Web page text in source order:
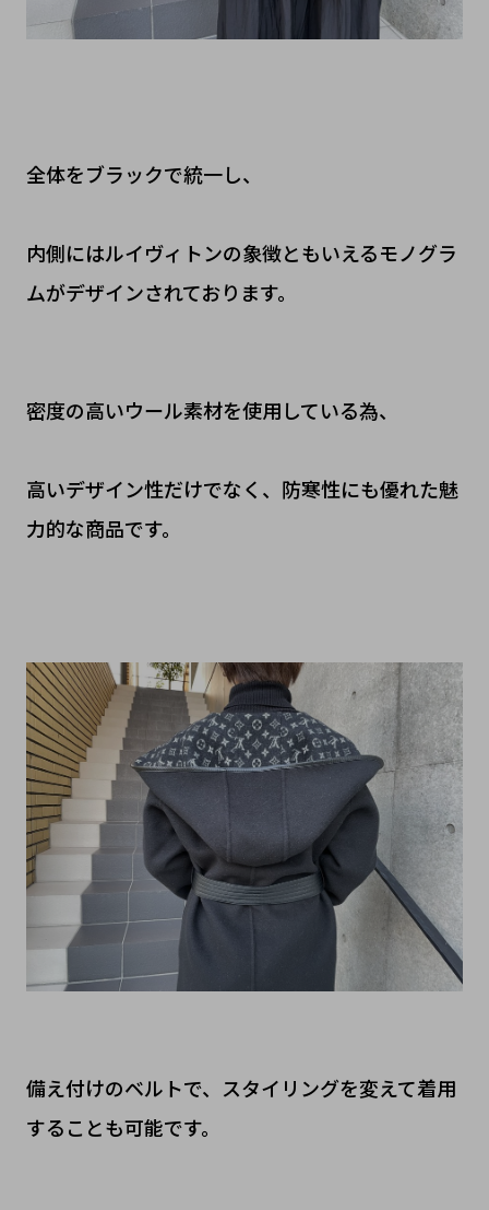
全体をブラックで統一し、
内側にはルイヴィトンの象徴ともいえるモノグラ
ムがデザインされております。
密度の高いウール素材を使用している為、
高いデザイン性だけでなく、防寒性にも優れた魅
力的な商品です。
備え付けのベルトで、スタイリングを変えて着用
することも可能です。